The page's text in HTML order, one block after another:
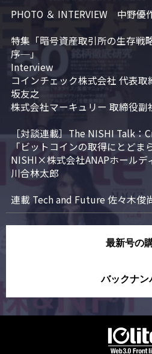
PHOTO ＆ INTERVIEW　中野優
特集「暗号資産取引所の生存
序─」
Interview
コインチェック株式会社 代表取
坂友之
株式会社マーキュリー 取締役副
［対談連載］The NISHI Talk：
「ビットコインの取得にとど
NISHI×株式会社ANAPホールデ
川合林太郎
連載 Tech and Future 佐々木
最新号の
バックナン